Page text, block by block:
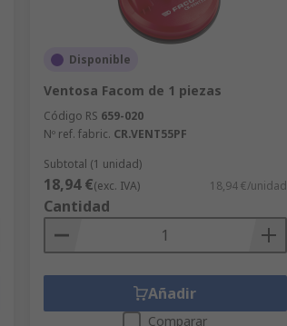
Disponible
Ventosa Facom de 1 piezas
Código RS 659-020
Nº ref. fabric. CR.VENT55PF
Subtotal (1 unidad)
18,94 €(exc. IVA) 18,94 €/unidad
Cantidad
Añadir
Comparar